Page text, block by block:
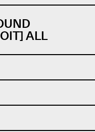
ALL